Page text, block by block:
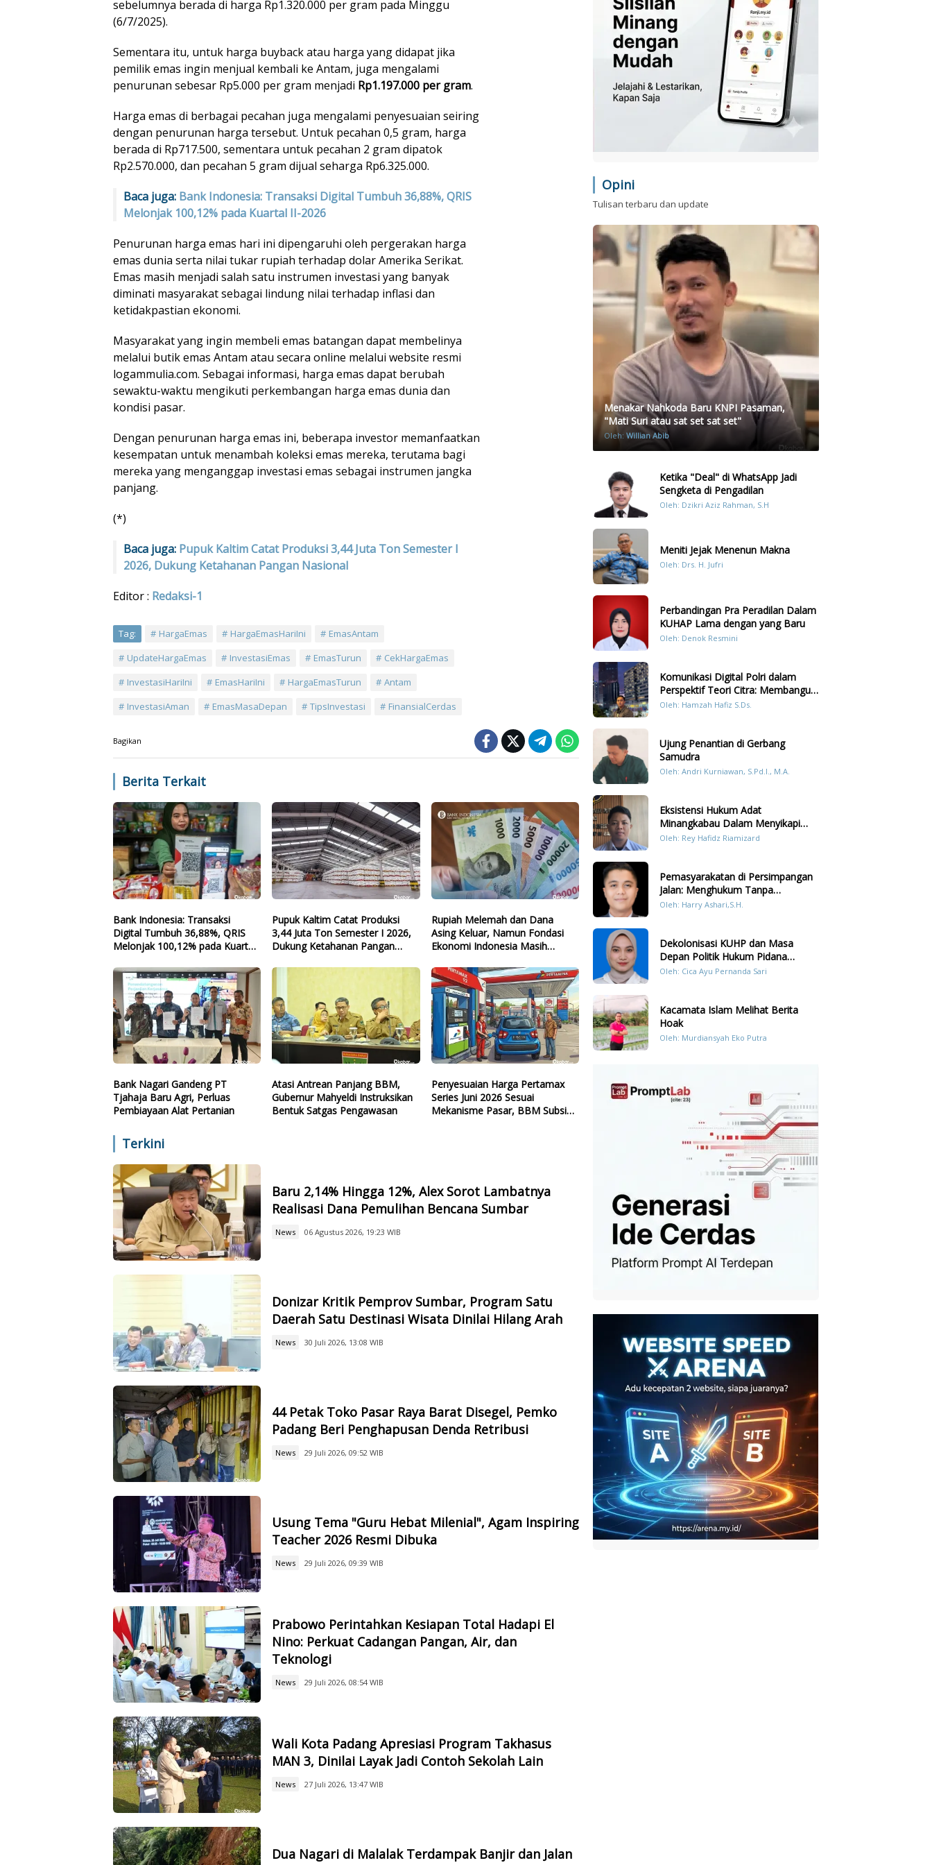
sebelumnya berada di harga Rp1.320.000 per gram pada Minggu
(6/7/2025).
Sementara itu, untuk harga buyback atau harga yang didapat jika
pemilik emas ingin menjual kembali ke Antam, juga mengalami
penurunan sebesar Rp5.000 per gram menjadi Rp1.197.000 per gram.
Harga emas di berbagai pecahan juga mengalami penyesuaian seiring
dengan penurunan harga tersebut. Untuk pecahan 0,5 gram, harga
berada di Rp717.500, sementara untuk pecahan 2 gram dipatok
Rp2.570.000, dan pecahan 5 gram dijual seharga Rp6.325.000.
Baca juga: Bank Indonesia: Transaksi Digital Tumbuh 36,88%, QRIS
Melonjak 100,12% pada Kuartal II-2026
Penurunan harga emas hari ini dipengaruhi oleh pergerakan harga
emas dunia serta nilai tukar rupiah terhadap dolar Amerika Serikat.
Emas masih menjadi salah satu instrumen investasi yang banyak
diminati masyarakat sebagai lindung nilai terhadap inflasi dan
ketidakpastian ekonomi.
Masyarakat yang ingin membeli emas batangan dapat membelinya
melalui butik emas Antam atau secara online melalui website resmi
logammulia.com. Sebagai informasi, harga emas dapat berubah
sewaktu-waktu mengikuti perkembangan harga emas dunia dan
kondisi pasar.
Dengan penurunan harga emas ini, beberapa investor memanfaatkan
kesempatan untuk menambah koleksi emas mereka, terutama bagi
mereka yang menganggap investasi emas sebagai instrumen jangka
panjang.
(*)
Baca juga: Pupuk Kaltim Catat Produksi 3,44 Juta Ton Semester I
2026, Dukung Ketahanan Pangan Nasional
Editor : Redaksi-1
Tag: HargaEmas HargaEmasHariIni
EmasAntam
UpdateHargaEmas
InvestasiEmas EmasTurun
CekHargaEmas
InvestasiHariIni
EmasHariIni HargaEmasTurun
Antam
InvestasiAman
EmasMasaDepan TipsInvestasi FinansialCerdas
Bagikan
Berita Terkait
Bank Indonesia: Transaksi
Digital Tumbuh 36,88%, QRIS
Melonjak 100,12% pada Kuartal
Pupuk Kaltim Catat Produksi
3,44 Juta Ton Semester I 2026,
Dukung Ketahanan Pangan
Rupiah Melemah dan Dana
Asing Keluar, Namun Fondasi
Ekonomi Indonesia Masih
Bank Nagari Gandeng PT
Tjahaja Baru Agri, Perluas
Pembiayaan Alat Pertanian
Atasi Antrean Panjang BBM,
Gubernur Mahyeldi Instruksikan
Bentuk Satgas Pengawasan
Penyesuaian Harga Pertamax
Series Juni 2026 Sesuai
Mekanisme Pasar, BBM Subsidi
Terkini
Baru 2,14% Hingga 12%, Alex Sorot Lambatnya
Realisasi Dana Pemulihan Bencana Sumbar
News 06 Agustus 2026, 19:23 WIB
Donizar Kritik Pemprov Sumbar, Program Satu
Daerah Satu Destinasi Wisata Dinilai Hilang Arah
News 30 Juli 2026, 13:08 WIB
44 Petak Toko Pasar Raya Barat Disegel, Pemko
Padang Beri Penghapusan Denda Retribusi
News 29 Juli 2026, 09:52 WIB
Usung Tema "Guru Hebat Milenial", Agam Inspiring
Teacher 2026 Resmi Dibuka
News 29 Juli 2026, 09:39 WIB
Prabowo Perintahkan Kesiapan Total Hadapi El
Nino: Perkuat Cadangan Pangan, Air, dan
Teknologi
News 29 Juli 2026, 08:54 WIB
Wali Kota Padang Apresiasi Program Takhasus
MAN 3, Dinilai Layak Jadi Contoh Sekolah Lain
News 27 Juli 2026, 13:47 WIB
Dua Nagari di Malalak Terdampak Banjir dan Jalan
Opini
Tulisan terbaru dan update
Menakar Nahkoda Baru KNPI Pasaman,
"Mati Suri atau sat set sat set"
Oleh: Willian Abib
Ketika "Deal" di WhatsApp Jadi
Sengketa di Pengadilan
Oleh: Dzikri Aziz Rahman, S.H
Meniti Jejak Menenun Makna
Oleh: Drs. H. Jufri
Perbandingan Pra Peradilan Dalam
KUHAP Lama dengan yang Baru
Oleh: Denok Resmini
Komunikasi Digital Polri dalam
Perspektif Teori Citra: Membangun
Kepercayaan Publik Melalui Konten
Oleh: Hamzah Hafiz S.Ds.
Ujung Penantian di Gerbang
Samudra
Oleh: Andri Kurniawan, S.Pd.I., M.A.
Eksistensi Hukum Adat
Minangkabau Dalam Menyikapi
Prilaku LGBT Analisis Perbandingan
Oleh: Rey Hafidz Riamizard
Pemasyarakatan di Persimpangan
Jalan: Menghukum Tanpa
Memulihkan?
Oleh: Harry Ashari,S.H.
Dekolonisasi KUHP dan Masa
Depan Politik Hukum Pidana
Indonesia
Oleh: Cica Ayu Pernanda Sari
Kacamata Islam Melihat Berita
Hoak
Oleh: Murdiansyah Eko Putra